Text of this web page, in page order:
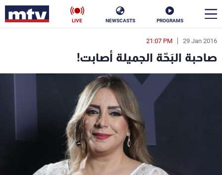
PROGRAMS
NEWSCASTS
LIVE
29 Jan 2016
21:07 PM
صاحبة البَحّة الجميلة أصابت!
en
الأخبار
ناس
فن
رياضة